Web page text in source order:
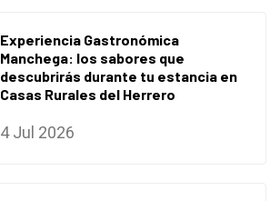
Experiencia Gastronómica
Manchega: los sabores que
descubrirás durante tu estancia en
Casas Rurales del Herrero
4 Jul 2026